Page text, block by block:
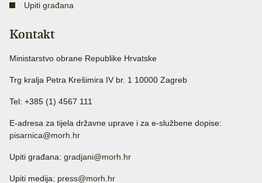
Upiti građana
Kontakt
Ministarstvo obrane Republike Hrvatske
Trg kralja Petra Krešimira IV br. 1 10000 Zagreb
Tel: +385 (1) 4567 111
E-adresa za tijela državne uprave i za e-službene dopise:
pisarnica@morh.hr
Upiti građana: gradjani@morh.hr
Upiti medija: press@morh.hr